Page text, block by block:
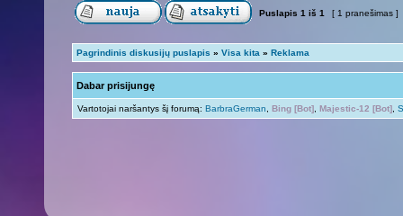
Puslapis 1 iš 1 [ 1 pranešimas ]
Pagrindinis diskusijų puslapis » Visa kita » Reklama
Dabar prisijungę
Vartotojai naršantys šį forumą: BarbraGerman Bing [Bot] Majestic-12 [Bot]